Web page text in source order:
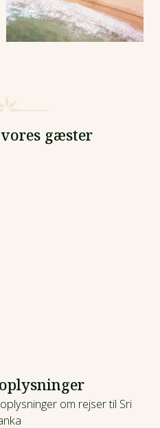
gæster
om rejser til Sri